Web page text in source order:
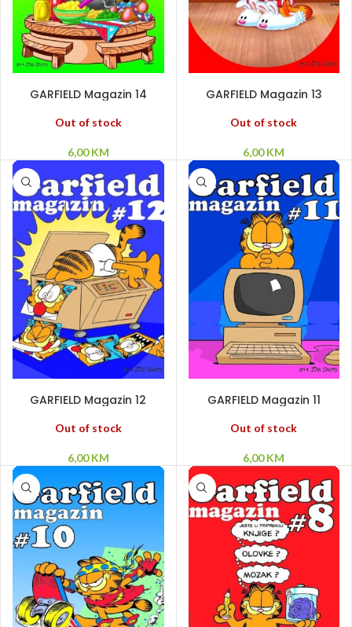
GARFIELD Magazin 14
Out of stock
6,00KM
GARFIELD Magazin 13
Out of stock
6,00KM
GARFIELD Magazin 12
Out of stock
6,00KM
GARFIELD Magazin 11
Out of stock
6,00KM